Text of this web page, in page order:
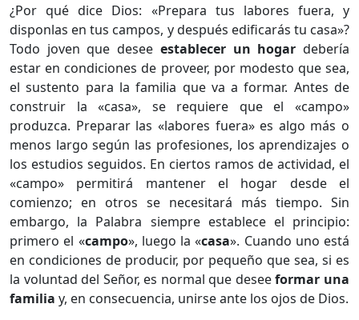
¿Por qué dice Dios: «Prepara tus labores fuera, y
disponlas en tus campos, y después edificarás tu casa»?
Todo joven que desee establecer un hogar debería
estar en condiciones de proveer, por modesto que sea,
el sustento para la familia que va a formar. Antes de
construir la «casa», se requiere que el «campo»
produzca. Preparar las «labores fuera» es algo más o
menos largo según las profesiones, los aprendizajes o
los estudios seguidos. En ciertos ramos de actividad, el
«campo» permitirá mantener el hogar desde el
comienzo; en otros se necesitará más tiempo. Sin
embargo, la Palabra siempre establece el principio:
primero el «campo», luego la «casa». Cuando uno está
en condiciones de producir, por pequeño que sea, si es
la voluntad del Señor, es normal que deseeformar una
familia y, en consecuencia, unirse ante los ojos de Dios.